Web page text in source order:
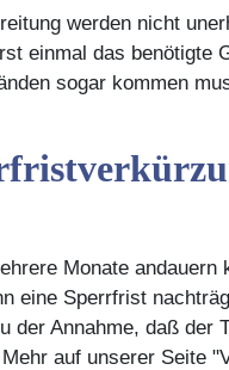
werden nicht
einmal das benötigte
sogar kommen
Monate
eine Sperrfrist
der Annahme, daß
auf unserer Seite